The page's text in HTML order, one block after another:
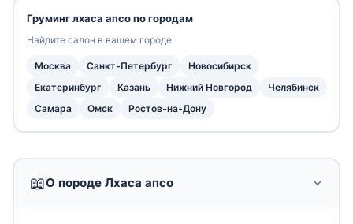
📖О породе Лхаса апсо
Груминг лхаса апсо по городам
Найдите салон в вашем городе
Москва Санкт-Петербург
Новосибирск
Екатеринбург
Казань Нижний Новгород
Челябинск
Самара
Омск Ростов-на-Дону